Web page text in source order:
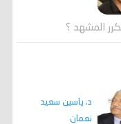
المشهد ؟
د. ياسين سعيد
نعمان